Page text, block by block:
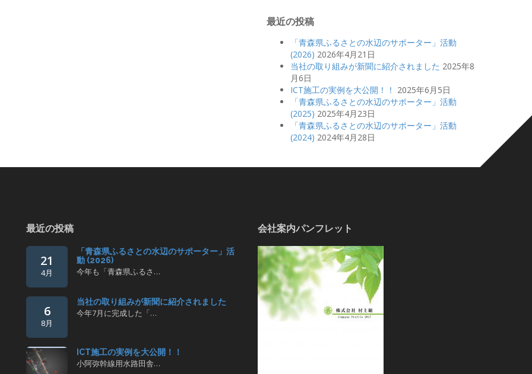
最近の投稿
「青森県ふるさとの水辺のサポーター」活動
(2026) 2026年4月21日
当社の取り組みが新聞に紹介されました 2025年8
月6日
ICT施工の実例を大公開！！ 2025年6月5日
「青森県ふるさとの水辺のサポーター」活動
(2025) 2025年4月23日
「青森県ふるさとの水辺のサポーター」活動
(2024) 2024年4月28日
最近の投稿
21
4月
「青森県ふるさとの水辺のサポーター」活
動 (2026)
今年も「青森県ふるさ…
6
8月
当社の取り組みが新聞に紹介されました
今年7月に完成した「…
ICT施工の実例を大公開！！
小阿弥幹線用水路田舎…
会社案内パンフレット